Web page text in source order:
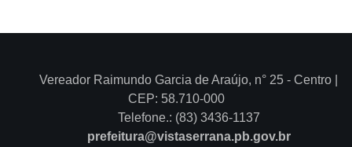
Vereador Raimundo Garcia de Araújo, n° 25 - Centro |
CEP: 58.710-000
Telefone.: (83) 3436-1137
prefeitura@vistaserrana.pb.gov.br